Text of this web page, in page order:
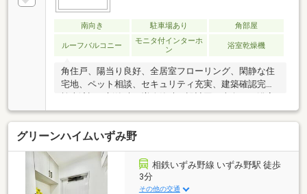
南向き 駐車場あり 角部屋
ルーフバルコニー
モニタ付インターホ
ン
浴室乾燥機
角住戸、陽当り良好、全居室フローリング、閑静な住
宅地、ペット相談、セキュリティ充実、建築確認完了
乾燥機、全居室収納、駅まで平坦、３面採光、２面以
上バルコニー、南面バルコニー、浴室に窓、ＴＶモニ
タ付インターホン、通風良好、ウォークインクローゼ
ット、天井高２．５ｍ以上、ＩＨクッキングヒータ
ー、オーナーチェンジ、BS・CS・CATV、ルーフバル
コニー、平坦地、エレベーター、宅配ボックス、駐輪
グリーンハイムいずみ野
相鉄いずみ野線 いずみ野駅 徒歩
3分
その他の交通